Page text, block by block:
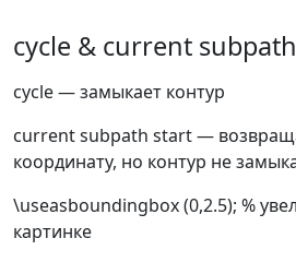
cycle & current
cycle — замыкает контур
current subpath start —
координату, но контур не
\useasboundingbox (0,2.5); %
картинке